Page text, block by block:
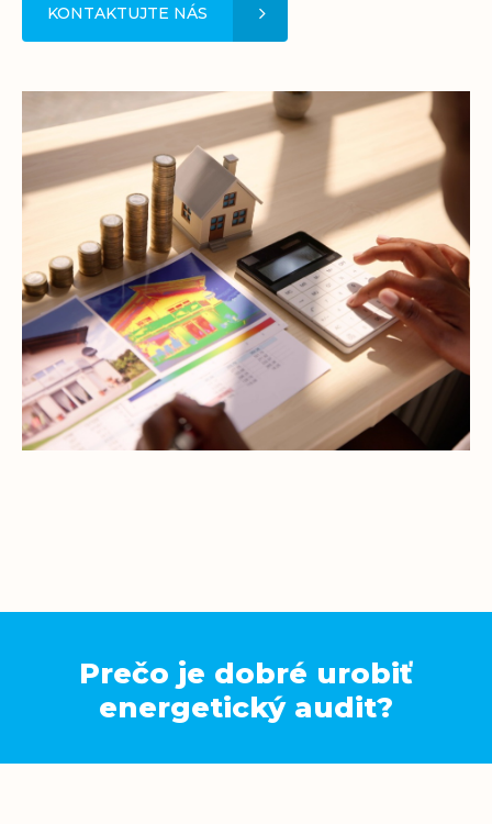
KONTAKTUJTE NÁS
Prečo je dobré urobiť
energetický audit?